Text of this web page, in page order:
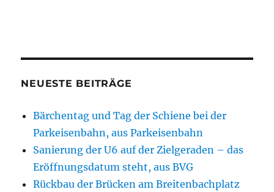
NEUESTE BEITRÄGE
Bärchentag und Tag der Schiene bei der
Parkeisenbahn, aus Parkeisenbahn
Sanierung der U6 auf der Zielgeraden – das
Eröffnungsdatum steht, aus BVG
Rückbau der Brücken am Breitenbachplatz